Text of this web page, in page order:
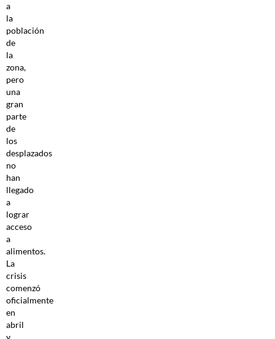
a
la
población
de
la
zona,
pero
una
gran
parte
de
los
desplazados
no
han
llegado
a
lograr
acceso
a
alimentos.
La
crisis
comenzó
oficialmente
en
abril